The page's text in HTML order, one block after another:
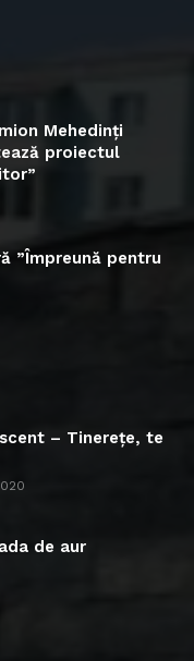
Mehedinți
proiectul
”Împreună pentru
– Tinerețe, te
de aur